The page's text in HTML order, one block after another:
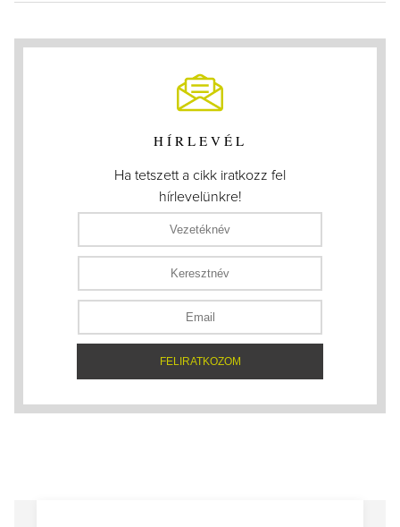
HÍRLEVÉL
Ha tetszett a cikk iratkozz fel
hírlevelünkre!